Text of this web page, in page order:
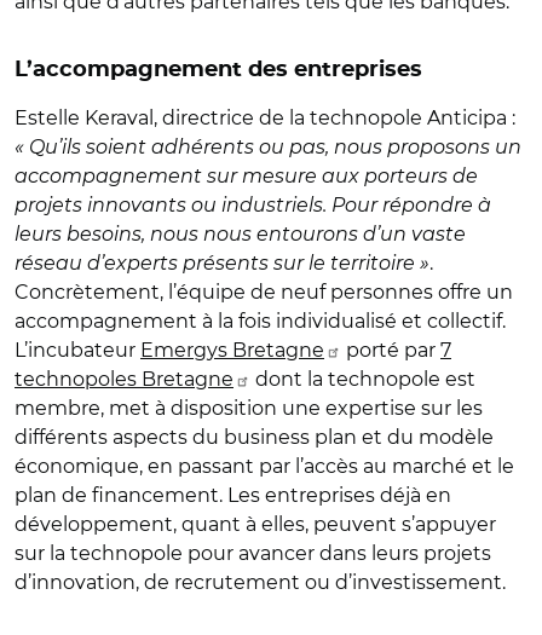
L’accompagnement des entreprises
Estelle Keraval, directrice de la technopole Anticipa :
« Qu’ils soient adhérents ou pas, nous proposons un
accompagnement sur mesure aux porteurs de
projets innovants ou industriels. Pour répondre à
leurs besoins, nous nous entourons d’un vaste
réseau d’experts présents sur le territoire ».
Concrètement, l’équipe de neuf personnes offre un
accompagnement à la fois individualisé et collectif.
L’incubateur Emergys Bretagne porté par 7
technopoles Bretagne
dont la technopole est
membre, met à disposition une expertise sur les
différents aspects du business plan et du modèle
économique, en passant par l’accès au marché et le
plan de financement. Les entreprises déjà en
développement, quant à elles, peuvent s’appuyer
sur la technopole pour avancer dans leurs projets
d’innovation, de recrutement ou d’investissement.